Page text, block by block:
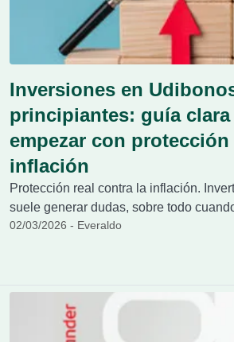
Inversiones en
principiantes: guía clara
empezar con
inflación
Protección real contra la inflación.
suele generar dudas, sobre todo
02/03/2026 - Everaldo